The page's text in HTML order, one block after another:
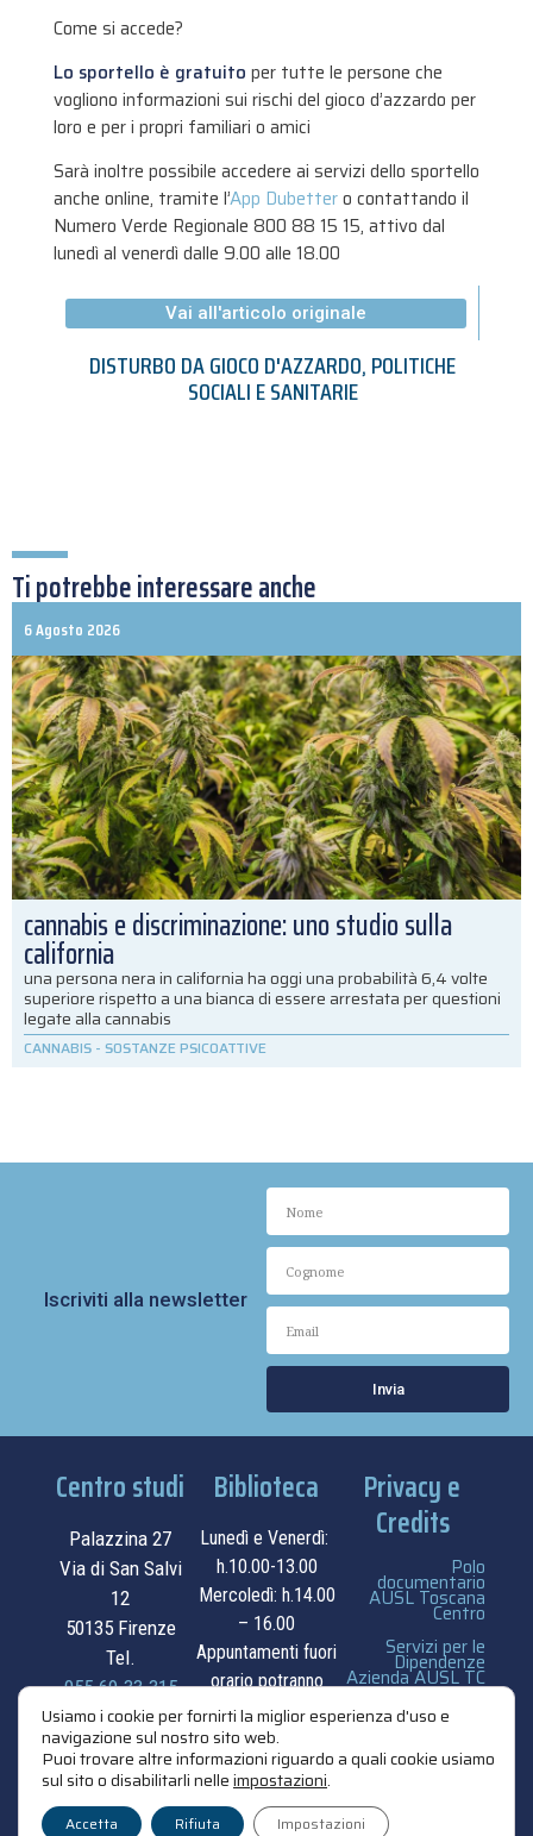
Come si accede?
Lo sportello è gratuito per tutte le persone che
vogliono informazioni sui rischi del gioco d’azzardo per
loro e per i propri familiari o amici
Sarà inoltre possibile accedere ai servizi dello sportello
anche online, tramite l’App Dubettero contattando il
Numero Verde Regionale 800 88 15 15, attivo dal
lunedì al venerdì dalle 9.00 alle 18.00
Vai all'articolo originale
DISTURBO DA GIOCO D'AZZARDO,POLITICHE
SOCIALI E SANITARIE
Ti potrebbe interessare anche
6 Agosto 2026
cannabis e discriminazione: uno studio sulla
california
una persona nera in california ha oggi una probabilità 6,4 volte
superiore rispetto a una bianca di essere arrestata per questioni
legate alla cannabis
CANNABIS - SOSTANZE PSICOATTIVE
Iscriviti alla newsletter
Invia
Centro studi
Palazzina 27
Via di San Salvi
12
50135 Firenze
Tel.
055.69.33.315
contatti
Biblioteca
Lunedì e Venerdì:
h.10.00-13.00
Mercoledì: h.14.00
– 16.00
Appuntamenti fuori
orario potranno
essere
concordati su
appuntamento.
contatti
Privacy e
Credits
Polo
documentario
AUSL Toscana
Centro
Servizi per le
Dipendenze
Azienda AUSL TC
privacy e cookie
Usiamo i cookie per fornirti la miglior esperienza d'uso e
navigazione sul nostro sito web.
Puoi trovare altre informazioni riguardo a quali cookie usiamo
sul sito o disabilitarli nelleimpostazioni.
Accetta Rifiuta Impostazioni